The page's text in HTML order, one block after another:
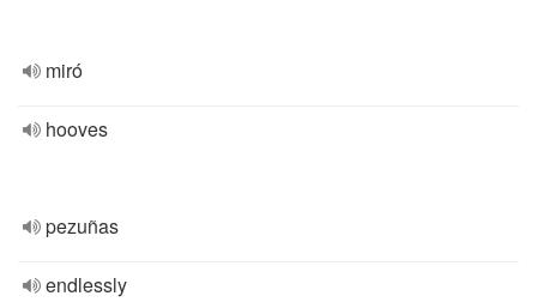
miró
hooves
pezuñas
endlessly